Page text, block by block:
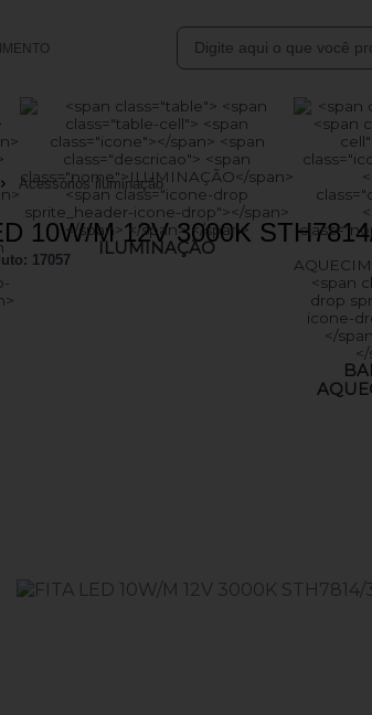
0152
Central de AjudaILUMINAÇÃO
Acessórios iluminação
10W/M 12V 3000K
17057